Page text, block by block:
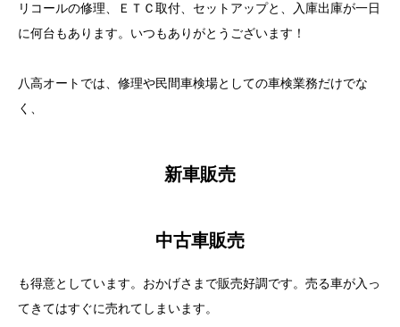
リコールの修理、ＥＴＣ取付、セットアップと、入庫出庫が一日
に何台もあります。いつもありがとうございます！
八高オートでは、修理や民間車検場としての車検業務だけでな
く、
新車販売
中古車販売
も得意としています。おかげさまで販売好調です。売る車が入っ
てきてはすぐに売れてしまいます。